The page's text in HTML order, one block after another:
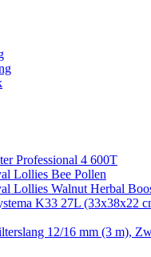
Professional 4 600T
Lollies Bee Pollen
Lollies Walnut Herbal
K33 27L (33x38x22
12/16 mm (3 m),